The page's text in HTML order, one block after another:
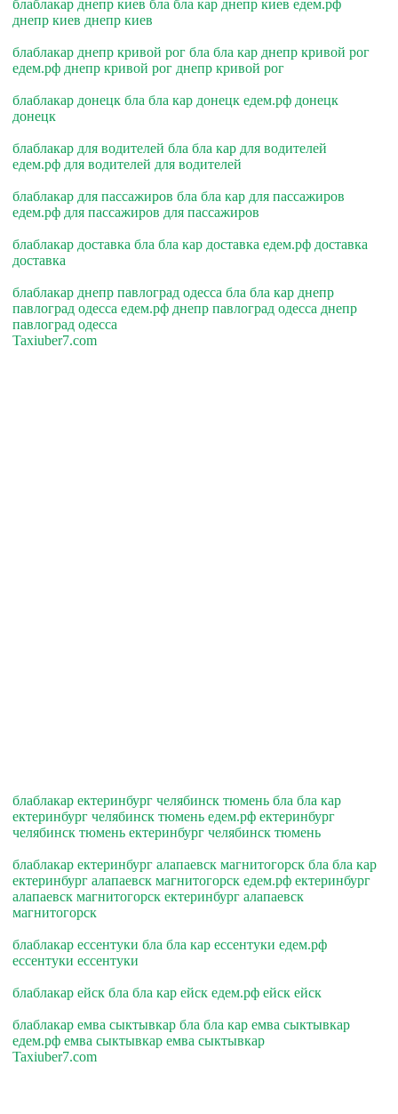
блаблакар днепр киев бла бла кар днепр киев едем.рф
днепр киев днепр киев
блаблакар днепр кривой рог бла бла кар днепр кривой рог
едем.рф днепр кривой рог днепр кривой рог
блаблакар донецк бла бла кар донецк едем.рф донецк
донецк
блаблакар для водителей бла бла кар для водителей
едем.рф для водителей для водителей
блаблакар для пассажиров бла бла кар для пассажиров
едем.рф для пассажиров для пассажиров
блаблакар доставка бла бла кар доставка едем.рф доставка
доставка
блаблакар днепр павлоград одесса бла бла кар днепр
павлоград одесса едем.рф днепр павлоград одесса днепр
павлоград одесса
Taxiuber7.com
блаблакар ектеринбург челябинск тюмень бла бла кар
ектеринбург челябинск тюмень едем.рф ектеринбург
челябинск тюмень ектеринбург челябинск тюмень
блаблакар ектеринбург алапаевск магнитогорск бла бла кар
ектеринбург алапаевск магнитогорск едем.рф ектеринбург
алапаевск магнитогорск ектеринбург алапаевск
магнитогорск
блаблакар ессентуки бла бла кар ессентуки едем.рф
ессентуки ессентуки
блаблакар ейск бла бла кар ейск едем.рф ейск ейск
блаблакар емва сыктывкар бла бла кар емва сыктывкар
едем.рф емва сыктывкар емва сыктывкар
Taxiuber7.com